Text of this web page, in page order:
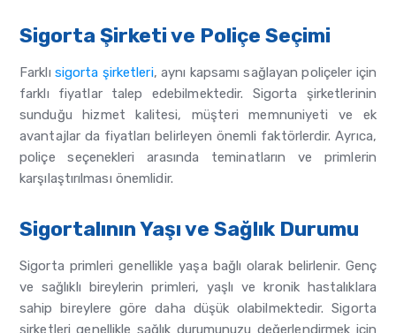
Sigorta Şirketi ve Poliçe Seçimi
Farklı sigorta şirketleri, aynı kapsamı sağlayan poliçeler için
farklı fiyatlar talep edebilmektedir. Sigorta şirketlerinin
sunduğu hizmet kalitesi, müşteri memnuniyeti ve ek
avantajlar da fiyatları belirleyen önemli faktörlerdir. Ayrıca,
poliçe seçenekleri arasında teminatların ve primlerin
karşılaştırılması önemlidir.
Sigortalının Yaşı ve Sağlık Durumu
Sigorta primleri genellikle yaşa bağlı olarak belirlenir. Genç
ve sağlıklı bireylerin primleri, yaşlı ve kronik hastalıklara
sahip bireylere göre daha düşük olabilmektedir. Sigorta
şirketleri genellikle sağlık durumunuzu değerlendirmek için